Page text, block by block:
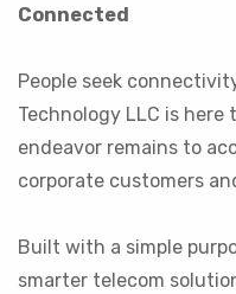
Connected
People seek
Technology LLC is
endeavor remains to
corporate customers
Built with a simple
smarter telecom